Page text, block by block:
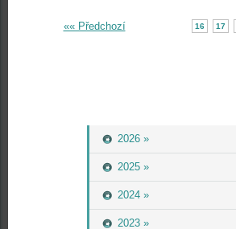
2026 »
2025 »
2024 »
2023 »
«« Předchozí 16 17